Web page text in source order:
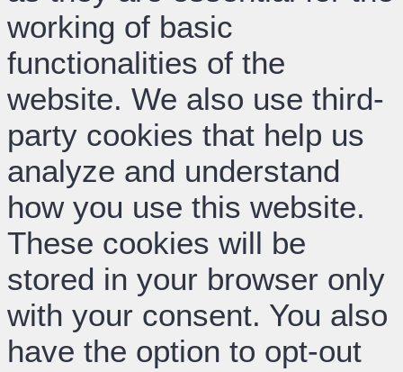
working of basic
functionalities of the
website. We also use third-
party cookies that help us
analyze and understand
how you use this website.
These cookies will be
stored in your browser only
with your consent. You also
have the option to opt-out